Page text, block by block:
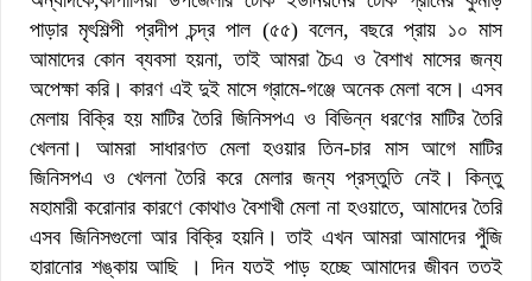
পাড়ার মৃৎশিল্পী প্রদীপ চন্দ্র পাল (৫৫) বলেন, বছরে প্রায় ১০ মাস
আমাদের কোন ব্যবসা হয়না, তাই আমরা চৈএ ও বৈশাখ মাসের জন্য
অপেক্ষা করি। কারণ এই দুই মাসে গ্রামে-গঞ্জে অনেক মেলা বসে। এসব
মেলায় বিক্রি হয় মাটির তৈরি জিনিসপএ ও বিভিন্ন ধরণের মাটির তৈরি
খেলনা। আমরা সাধারণত মেলা হওয়ার তিন-চার মাস আগে মাটির
জিনিসপএ ও খেলনা তৈরি করে মেলার জন্য প্রস্তুতি নেই। কিন্তু
মহামারী করোনার কারণে কোথাও বৈশাখী মেলা না হওয়াতে, আমাদের তৈরি
এসব জিনিসগুলো আর বিক্রি হয়নি। তাই এখন আমরা আমাদের পুঁজি
হারানোর শঙ্কায় আছি । দিন যতই পাড় হচ্ছে আমাদের জীবন ততই